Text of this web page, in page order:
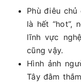
Phù điêu
là hết “hot”,
lĩnh vực
cũng vậy.
Hình ảnh
Tây đằm